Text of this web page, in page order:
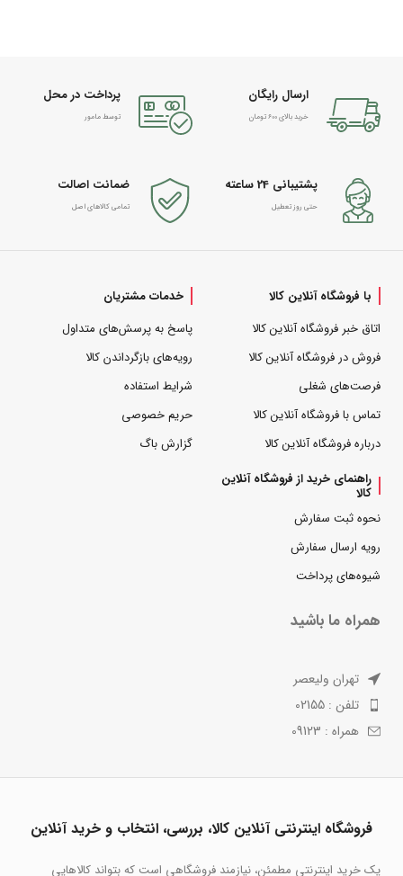
ارسال رایگان
خرید بالای 600 تومان
پرداخت در محل
توسط مامور
پشتیبانی 24 ساعته
حتی روز تعطیل
ضمانت اصالت
تمامی کالاهای اصل
با فروشگاه آنلاین کالا
اتاق خبر فروشگاه آنلاین کالا
فروش در فروشگاه آنلاین کالا
فرصت‌های شغلی
تماس با فروشگاه آنلاین کالا
درباره فروشگاه آنلاین کالا
خدمات مشتریان
پاسخ به پرسش‌های متداول
رویه‌های بازگرداندن کالا
شرایط استفاده
حریم خصوصی
گزارش باگ
راهنمای خرید از فروشگاه آنلاین
کالا
نحوه ثبت سفارش
رویه ارسال سفارش
شیوه‌های پرداخت
همراه ما باشید
تهران ولیعصر
تلفن : 02155
همراه : 09123
فروشگاه اینترنتی آنلاین کالا، بررسی، انتخاب و خرید آنلاین
یک خرید اینترنتی مطمئن، نیازمند فروشگاهی است که بتواند کالاهایی